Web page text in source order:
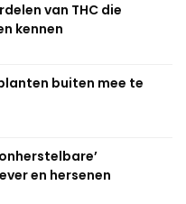
van THC die
kennen
buiten mee te
en hersenen